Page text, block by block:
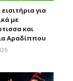
για
με
και
Αραδίππου